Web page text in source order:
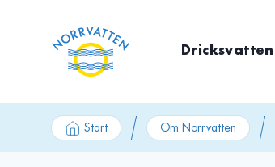
Dricksvatten
Start Om Norrvatten